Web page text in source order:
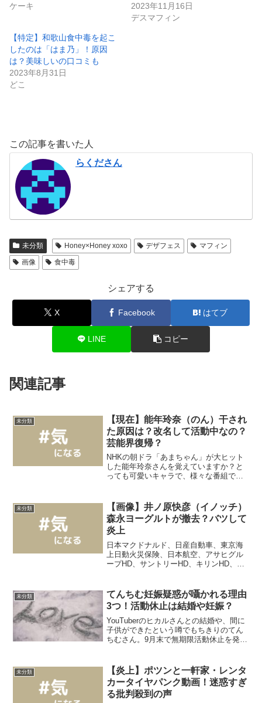
ケーキ
2023年11月16日
デスマフィン
【特定】和歌山食中毒を起こ
したのは「はま乃」！原因
は？美味しいの口コミも
2023年8月31日
どこ
この記事を書いた人
らくださん
未分類 Honey×Honey xoxo デザフェス
マフィン
画像
食中毒
シェアする
X Facebook はてブ
LINE コピー
関連記事
未分類
【現在】能年玲奈（のん）干され
た原因は？改名して活動中なの？
芸能界復帰？
NHKの朝ドラ「あまちゃん」が大ヒット
した能年玲奈さんを覚えていますか？と
っても可愛いキャラで、様々な番組で見
ビでは見かけなくなりました。実は能年
玲奈さん、現在は、「の...
未分類
【画像】井ノ原快彦（イノッチ）
森永ヨーグルトが撤去？バツして
炎上
日本マクドナルド、日産自動車、東京海
上日動火災保険、日本航空、アサヒグル
ープHD、サントリーHD、キリンHD、花
のジャニーズ離れが進んでいますよ
ね…。新たに森永乳業の機...
未分類
てんちむ妊娠疑惑が囁かれる理由
3つ！活動休止は結婚や妊娠？
YouTuberのヒカルさんとの結婚や、間に
子供ができたという噂でもちきりのてん
ちむさん。9月末で無期限活動休止を発表
よヒカルと結婚か？・もしかして妊娠？
などと、世間で...
未分類
【炎上】ポツンと一軒家・レンタ
カータイヤパンク動画！迷惑すぎ
る批判殺到の声